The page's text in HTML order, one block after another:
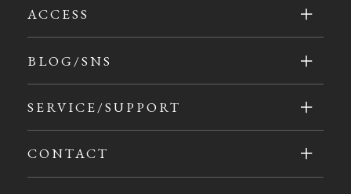
ACCESS
BLOG/SNS
SERVICE/SUPPORT
CONTACT